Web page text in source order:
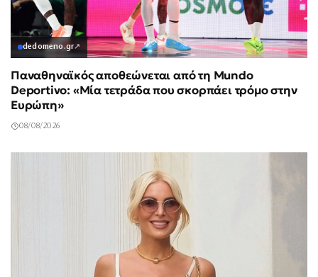
dedomeno.gr↗
Παναθηναϊκός αποθεώνεται από τη Mundo
Deportivo: «Μία τετράδα που σκορπάει τρόμο στην
Ευρώπη»
08/08/2026